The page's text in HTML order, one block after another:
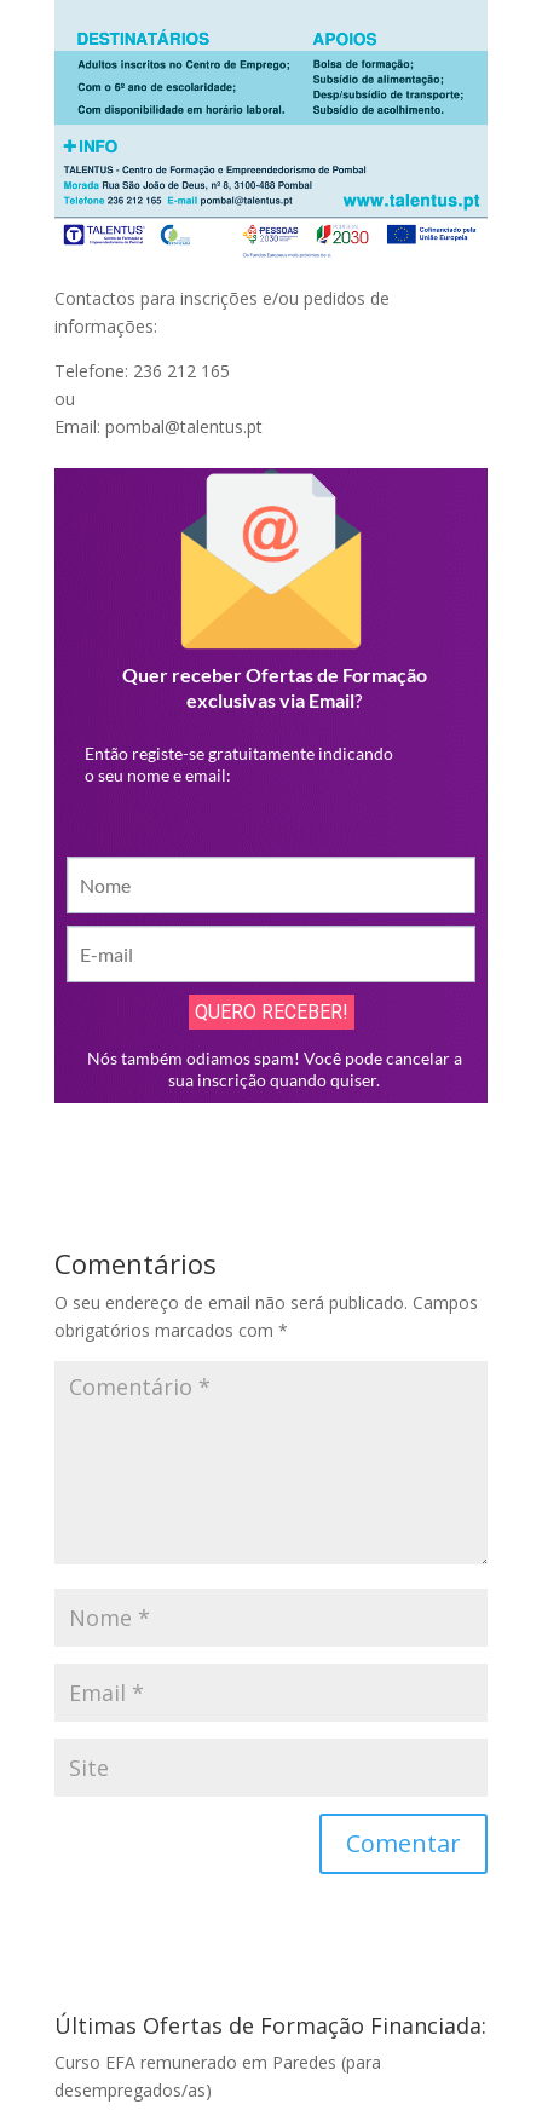
Contactos para inscrições e/ou pedidos de
informações:
Telefone: 236 212 165
ou
Email: pombal@talentus.pt
Comentários
O seu endereço de email não será publicado. Campos
obrigatórios marcados com *
Últimas Ofertas de Formação Financiada:
Curso EFA remunerado em Paredes (para
desempregados/as)